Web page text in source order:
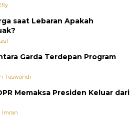
saat Lebaran Apakah
Garda Terdepan Program
Tuswandi
Memaksa Presiden Keluar dari
Imran